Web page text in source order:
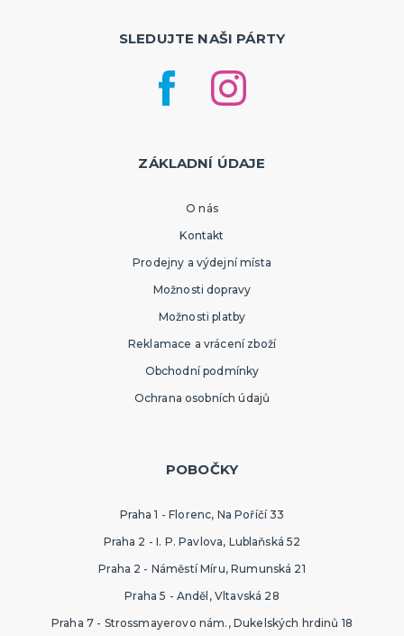
SLEDUJTE NAŠI PÁRTY
ZÁKLADNÍ ÚDAJE
O nás
Kontakt
Prodejny a výdejní místa
Možnosti dopravy
Možnosti platby
Reklamace a vrácení zboží
Obchodní podmínky
Ochrana osobních údajů
POBOČKY
Praha 1 - Florenc, Na Poříčí 33
Praha 2 - I. P. Pavlova, Lublaňská 52
Praha 2 - Náměstí Míru, Rumunská 21
Praha 5 - Anděl, Vltavská 28
Praha 7 - Strossmayerovo nám., Dukelských hrdinů 18